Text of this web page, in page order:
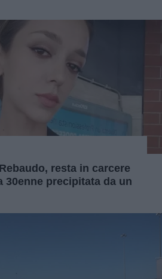
resta in carcere
30enne precipitata da un